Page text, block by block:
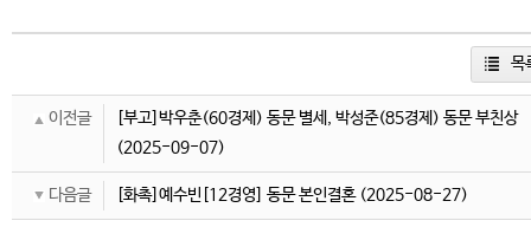
목
이전글
[부고]박우춘(60경제) 동문 별세, 박성준(85경제) 동문 부친상
(2025-09-07)
다음글 [화촉]예수빈[12경영] 동문 본인결혼(2025-08-27)